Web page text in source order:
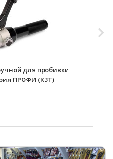
для пробивки
ПРОФИ (КВТ)